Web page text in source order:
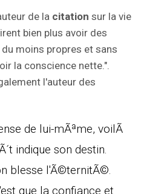
de la citation sur la vie
bien plus avoir des
moins propres et sans
la conscience nette.".
l'auteur des
de lui-mÃªme, voilÃ
indique son destin.
blesse l'Ã©ternitÃ©.
que la confiance et